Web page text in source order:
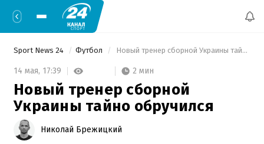
Sport News 24 Футбол Новый тренер сборной Украины тайно обручился
14 мая, 17:39 2 мин
Новый тренер сборной
Украины тайно обручился
Николай Брежицкий